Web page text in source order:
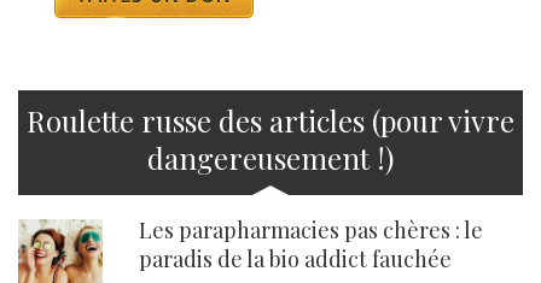
Roulette russe des articles (pour vivre
dangereusement !)
Les parapharmacies pas chères : le
paradis de la bio addict fauchée